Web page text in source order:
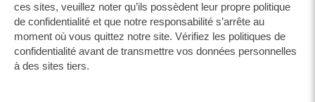
ces sites, veuillez noter qu’ils possèdent leur propre politique
de confidentialité et que notre responsabilité s’arrête au
moment où vous quittez notre site. Vérifiez les politiques de
confidentialité avant de transmettre vos données personnelles
à des sites tiers.